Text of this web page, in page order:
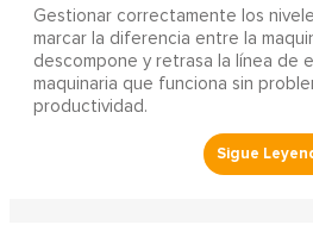
Gestionar correctamente los
marcar la diferencia entre la
descompone y retrasa la línea de
maquinaria que funciona sin
productividad.